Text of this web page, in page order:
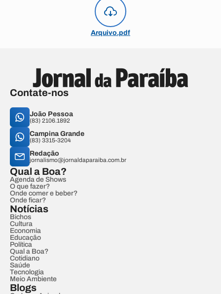
Arquivo.pdf
Contate-nos
João Pessoa
(83) 2106.1892
Campina Grande
(83) 3315-3204
Redação
jornalismo@jornaldaparaiba.com.br
Qual a Boa?
Agenda de Shows
O que fazer?
Onde comer e beber?
Onde ficar?
Notícias
Bichos
Cultura
Economia
Educação
Política
Qual a Boa?
Cotidiano
Saúde
Tecnologia
Meio Ambiente
Blogs